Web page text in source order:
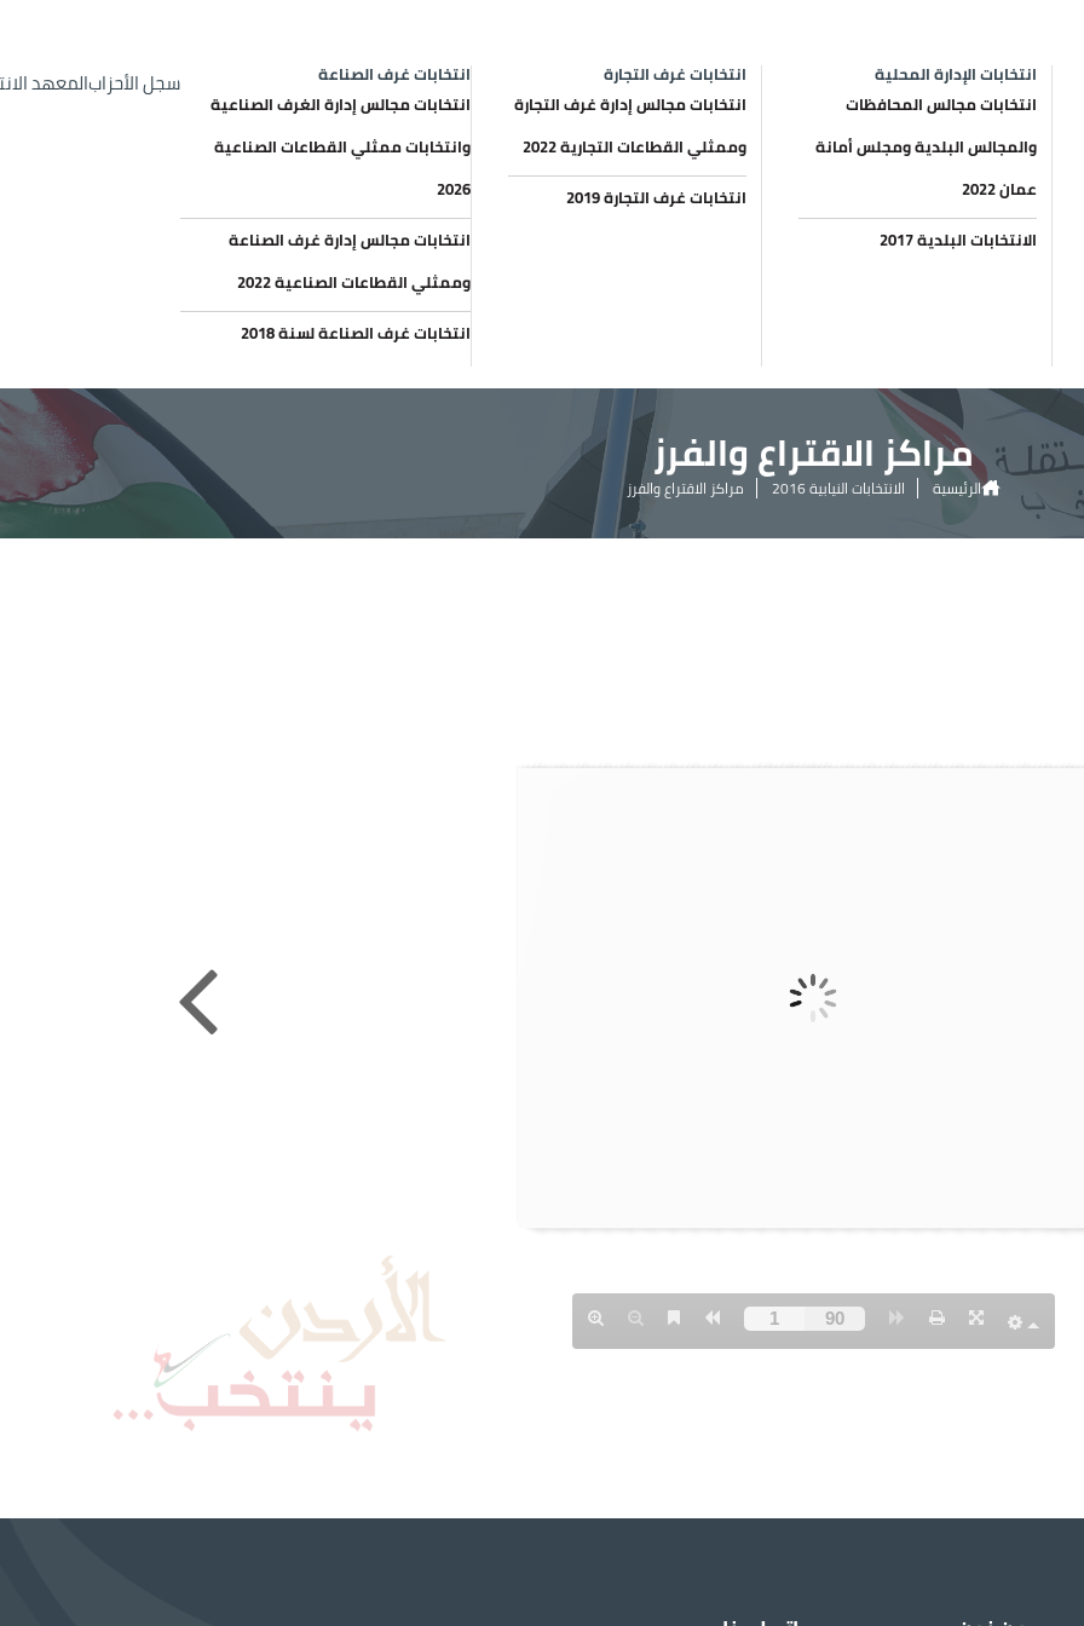
انتخابات الإدارة المحلية
انتخابات مجالس المحافظات
والمجالس البلدية ومجلس أمانة
عمان 2022
الانتخابات البلدية 2017
انتخابات غرف التجارة
انتخابات مجالس إدارة غرف التجارة
وممثلي القطاعات التجارية 2022
انتخابات غرف التجارة 2019
انتخابات غرف الصناعة
انتخابات مجالس إدارة الغرف الصناعية
وانتخابات ممثلي القطاعات الصناعية
2026
انتخابات مجالس إدارة غرف الصناعة
وممثلي القطاعات الصناعية 2022
انتخابات غرف الصناعة لسنة 2018
سجل الأحزابالمعهد
مراكز الاقتراع والفرز
الرئيسية الانتخابات النيابية 2016 مراكز الاقتراع والفرز